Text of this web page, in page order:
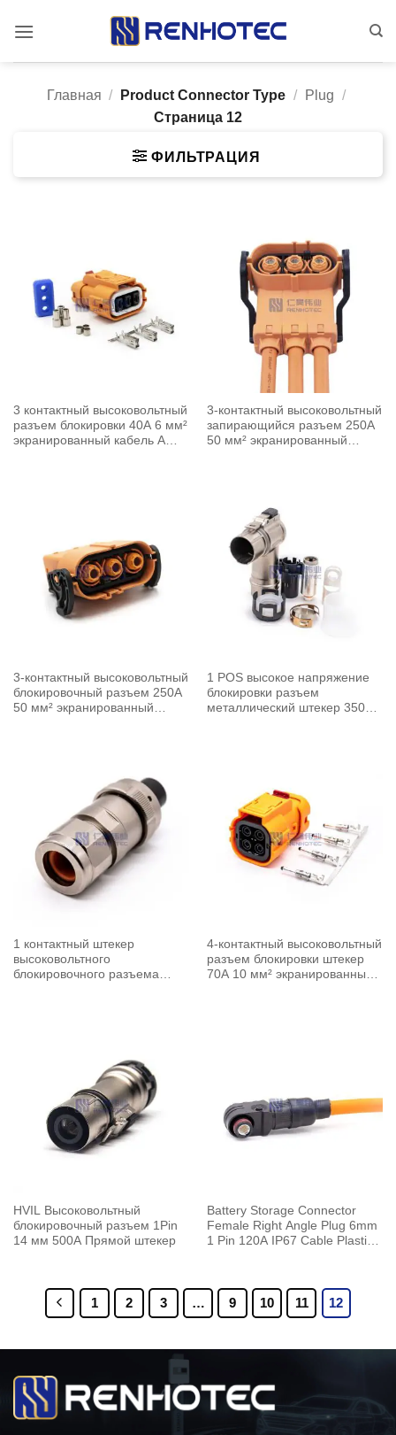
Главная / Product Connector Type / Plug /
Страница 12
ФИЛЬТРАЦИЯ
3 контактный высоковольтный
разъем блокировки 40A 6 мм²
экранированный кабель A
3-контактный высоковольтный
запирающийся разъем 250A
50 мм² экранированный
3-контактный высоковольтный
блокировочный разъем 250A
50 мм² экранированный
1 POS высокое напряжение
блокировки разъем
металлический штекер 350A
1 контактный штекер
высоковольтного
блокировочного разъема
4-контактный высоковольтный
разъем блокировки штекер
70A 10 мм² экранированный
HVIL Высоковольтный
блокировочный разъем 1Pin
14 мм 500A Прямой штекер
Battery Storage Connector
Female Right Angle Plug 6mm
1 Pin 120A IP67 Cable Plastic
1 2 3 … 9 10 11 12